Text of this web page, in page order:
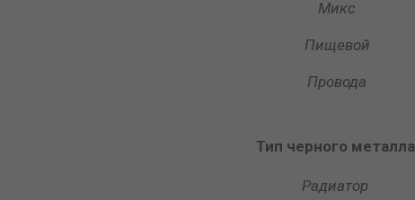
Микс
Пищевой
Провода
Тип черного металла
Радиатор